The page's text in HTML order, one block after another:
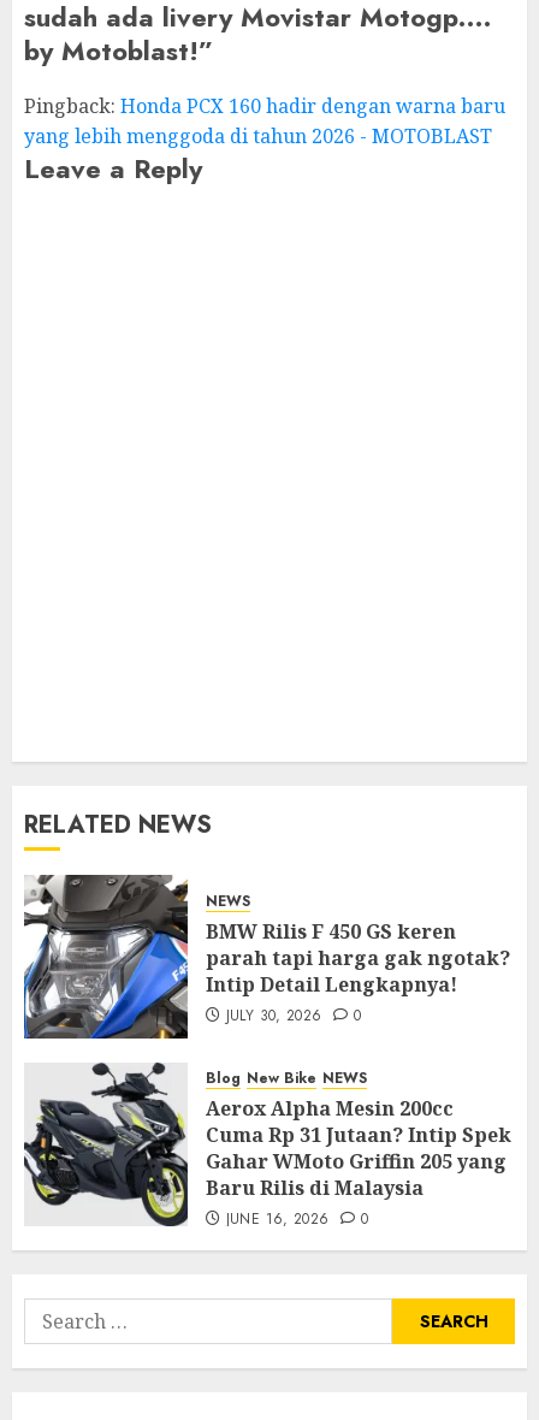
sudah ada livery Movistar Motogp….
by Motoblast!”
Pingback: Honda PCX 160 hadir dengan warna baru
yang lebih menggoda di tahun 2026 - MOTOBLAST
Leave a Reply
RELATED NEWS
NEWS
BMW Rilis F 450 GS keren
parah tapi harga gak ngotak?
Intip Detail Lengkapnya!
JULY 30, 2026 0
Blog New Bike NEWS
Aerox Alpha Mesin 200cc
Cuma Rp 31 Jutaan? Intip Spek
Gahar WMoto Griffin 205 yang
Baru Rilis di Malaysia
JUNE 16, 2026 0
Search
for: